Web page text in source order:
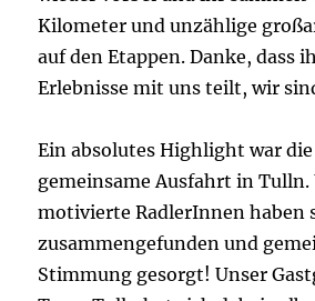
Kilometer und unzählige
auf den Etappen. Danke, dass
Erlebnisse mit uns teilt, wir
Ein absolutes Highlight war
gemeinsame Ausfahrt in Tulln.
motivierte RadlerInnen haben
zusammengefunden und
Stimmung gesorgt! Unser